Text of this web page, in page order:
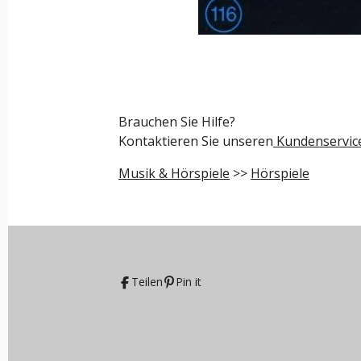
Brauchen Sie Hilfe?
Kontaktieren Sie unseren
Musik & Hörspiele >> Hörspiele
Teilen Pin it